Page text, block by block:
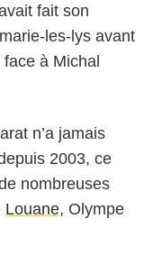
fait son
les-lys avant
face à Michal
n’a jamais
2003, ce
nombreuses
Louane, Olympe